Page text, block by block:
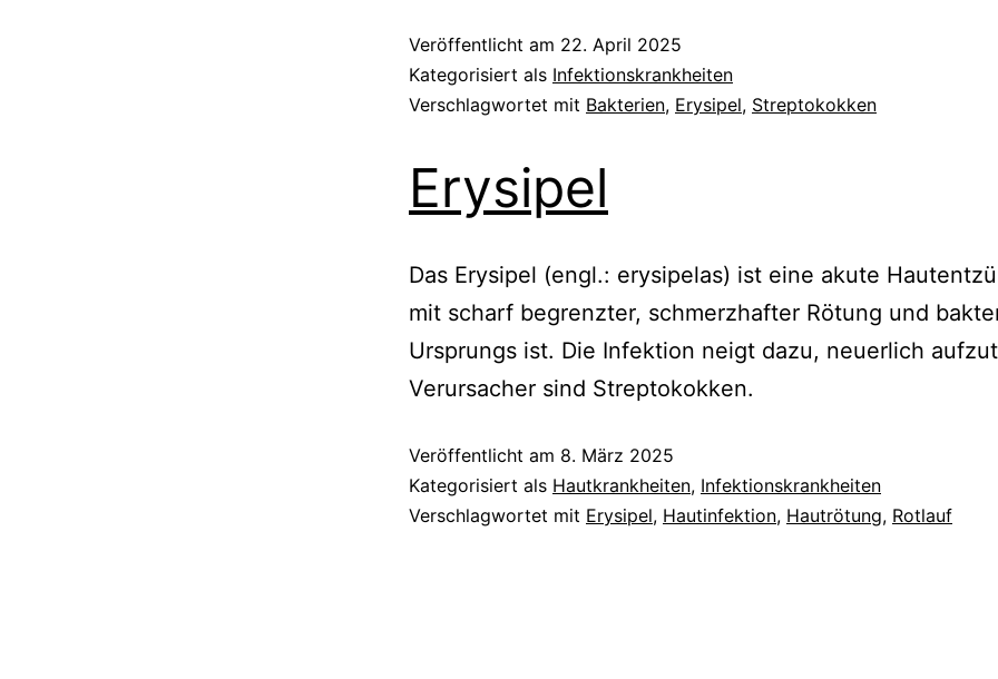
Veröffentlicht am 22. April 2025
Kategorisiert als Infektionskrankheiten
Verschlagwortet mit Bakterien, Erysipel, Streptokokken
Erysipel
Das Erysipel (engl.: erysipelas) ist eine akute
mit scharf begrenzter, schmerzhafter Rötung und
Ursprungs ist. Die Infektion neigt dazu, neuerlich
Verursacher sind Streptokokken.
Veröffentlicht am 8. März 2025
Kategorisiert als Hautkrankheiten, Infektionskrankheiten
Verschlagwortet mit Erysipel, Hautinfektion, Hautrötung, Rotlauf